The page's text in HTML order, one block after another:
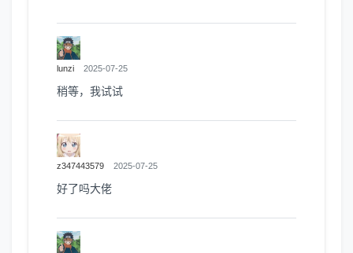
lunzi 2025-07-25
稍等，我试试
z347443579 2025-07-25
好了吗大佬